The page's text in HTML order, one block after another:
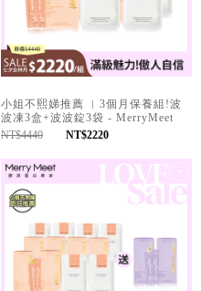
小姐不熙娣推薦 ︱3個月保養組!波
波凍3盒+波波錠3袋 - MerryMeet
NT$4440
NT$2220